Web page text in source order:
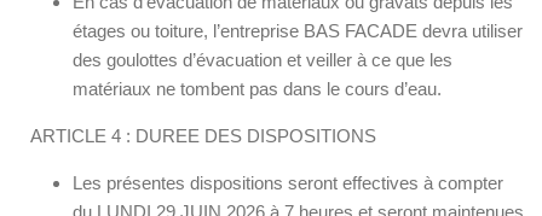
étages ou toiture, l’entreprise BAS FACADE devra utiliser
des goulottes d’évacuation et veiller à ce que les
matériaux ne tombent pas dans le cours d’eau.
ARTICLE 4 : DUREE DES DISPOSITIONS
Les présentes dispositions seront effectives à compter
du LUNDI 29 JUIN 2026 à 7 heures et seront maintenues